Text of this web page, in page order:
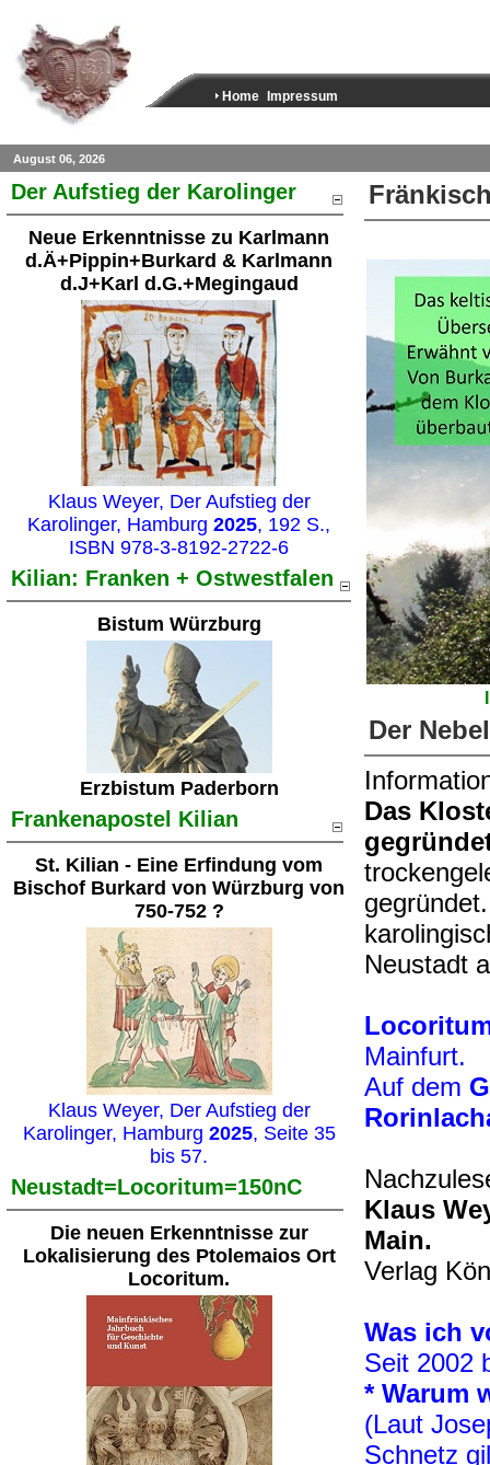
Home Impressum
August 06, 2026
Der Aufstieg der Karolinger
Neue Erkenntnisse zu Karlmann
d.Ä+Pippin+Burkard & Karlmann
d.J+Karl d.G.+Megingaud
Klaus Weyer, Der Aufstieg der
Karolinger, Hamburg 2025, 192 S.,
ISBN 978-3-8192-2722-6
Kilian: Franken + Ostwestfalen
Bistum Würzburg
Erzbistum Paderborn
Frankenapostel Kilian
St. Kilian - Eine Erfindung vom
Bischof Burkard von Würzburg von
750-752 ?
Klaus Weyer, Der Aufstieg der
Karolinger, Hamburg 2025, Seite 35
bis 57.
Neustadt=Locoritum=150nC
Die neuen Erkenntnisse zur
Lokalisierung des Ptolemaios Ort
Locoritum.
Der
Das
Neustadt
Mainfurt.
Auf dem
Klaus
Main.
Verlag
Was ich
Seit 2002
* Warum
(Laut
Schnetz